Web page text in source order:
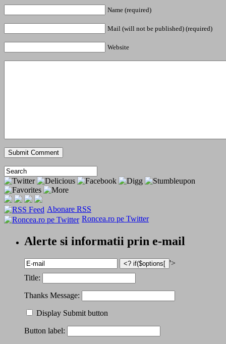
Name (required)
Mail (will not be published) (required)
Website
Abonare RSS
Roncea.ro pe Twitter
Alerte si informatii prin e-mail
'>
Title:
Thanks Message:
Display Submit button
Button label: